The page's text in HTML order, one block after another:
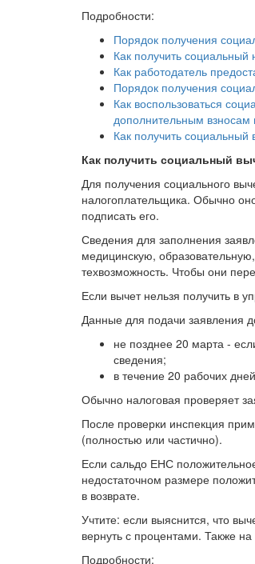
Подробности:
Порядок получения
Как получить
Как работодатель
Порядок получения
Как воспользоваться
дополнительным
Как получить
Как получить социальный
Для получения социального
налогоплательщика. Обычно
подписать его.
Сведения для заполнения
медицинскую,
техвозможность. Чтобы они
Если вычет нельзя получить в
Данные для подачи заявления
не позднее 20 марта -
сведения;
в течение 20 рабочих
Обычно налоговая проверяет
После проверки инспекция
(полностью или частично).
Если сальдо ЕНС
недостаточном размере
в возврате.
Учтите: если выяснится, что
вернуть с процентами. Также
Подробности: